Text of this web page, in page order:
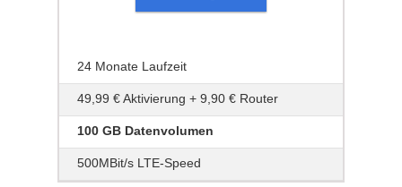
24 Monate Laufzeit
49,99 € Aktivierung + 9,90 € Router
100 GB Datenvolumen
500MBit/s LTE-Speed